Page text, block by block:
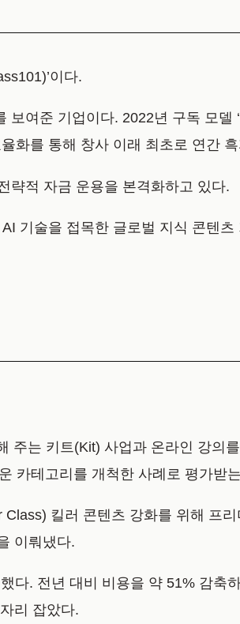
이다.
여준 기업이다. 2022년 구독 모델
화를 통해 창사 이래 최초로 연간
략적 자금 운용을 본격화하고 있다.
기술을 접목한 글로벌 지식 콘텐
주는 키트(Kit) 사업과 온라인 강의
카테고리를 개척한 사례로 평가받
킬러 콘텐츠 강화를 위해 프
이뤄냈다.
. 전년 대비 비용을 약 51% 감축
리 잡았다.